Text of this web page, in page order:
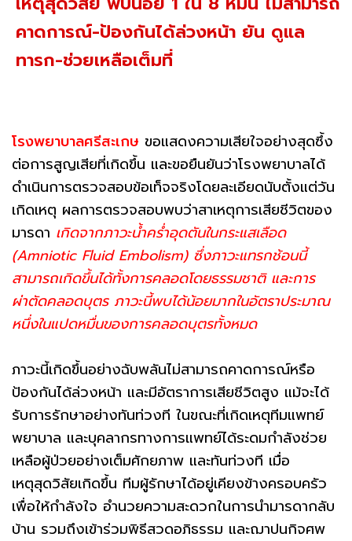
คาดการณ์-ป้องกันได้ล่วงหน้า ยัน ดูแล
ทารก-ช่วยเหลือเต็มที่
โรงพยาบาลศรีสะเกษ ขอแสดงความเสียใจอย่างสุดซึ้ง
ต่อการสูญเสียที่เกิดขึ้น และขอยืนยันว่าโรงพยาบาลได้
ดำเนินการตรวจสอบข้อเท็จจริงโดยละเอียดนับตั้งแต่วัน
เกิดเหตุ ผลการตรวจสอบพบว่าสาเหตุการเสียชีวิตของ
มารดา เกิดจากภาวะน้ำคร่ำอุดตันในกระแสเลือด
(Amniotic Fluid Embolism) ซึ่งภาวะแทรกช้อนนี้
สามารถเกิดขึ้นได้ทั้งการคลอดโดยธรรมชาติ และการ
ผ่าตัดคลอดบุตร ภาวะนี้พบได้น้อยมากในอัตราประมาณ
หนึ่งในแปดหมื่นของการคลอดบุตรทั้งหมด
ภาวะนี้เกิดขึ้นอย่างฉับพลันไม่สามารถคาดการณ์หรือ
ป้องกันได้ล่วงหน้า และมีอัตราการเสียชีวิตสูง แม้จะได้
รับการรักษาอย่างทันท่วงที ในขณะที่เกิดเหตุทีมแพทย์
พยาบาล และบุคลากรทางการแพทย์ได้ระดมกำลังช่วย
เหลือผู้ป่วยอย่างเต็มศักยภาพ และทันท่วงที เมื่อ
เหตุสุดวิสัยเกิดขึ้น ทีมผู้รักษาได้อยู่เคียงข้างครอบครัว
เพื่อให้กำลังใจ อำนวยความสะดวกในการนำมารดากลับ
บ้าน รวมถึงเข้าร่วมพิธีสวดอภิธรรม และฌาปนกิจศพ